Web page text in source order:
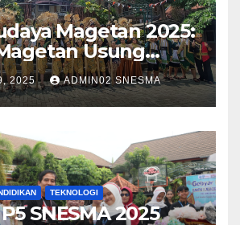
Magetan 2025:
Usung
Bambu
Heritage”
2025 ADMIN02 SNESMA
TEKNOLOGI
SNESMA 2025